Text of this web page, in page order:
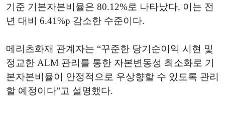
기준 기본자본비율은 80.12%로 나타났다. 이는 전
년 대비 6.41%p 감소한 수준이다.
메리츠화재 관계자는 “꾸준한 당기순이익 시현 및
정교한 ALM 관리를 통한 자본변동성 최소화로 기
본자본비율이 안정적으로 우상향할 수 있도록 관리
할 예정이다”고 설명했다.